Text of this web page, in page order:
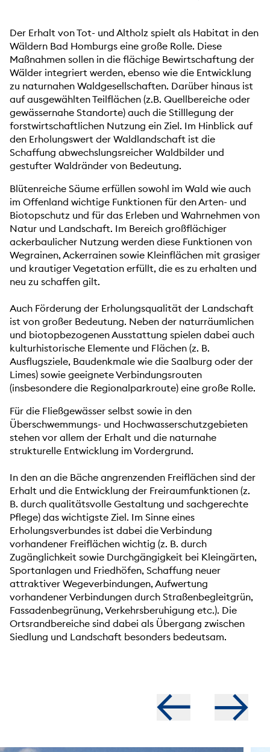
Der Erhalt von Tot- und Altholz spielt als Habitat in den
Wäldern Bad Homburgs eine große Rolle. Diese
Maßnahmen sollen in die flächige Bewirtschaftung der
Wälder integriert werden, ebenso wie die Entwicklung
zu naturnahen Waldgesellschaften. Darüber hinaus ist
auf ausgewählten Teilflächen (z.B. Quellbereiche oder
gewässernahe Standorte) auch die Stilllegung der
forstwirtschaftlichen Nutzung ein Ziel. Im Hinblick auf
den Erholungswert der Waldlandschaft ist die
Schaffung abwechslungsreicher Waldbilder und
gestufter Waldränder von Bedeutung.
Blütenreiche Säume erfüllen sowohl im Wald wie auch
im Offenland wichtige Funktionen für den Arten- und
Biotopschutz und für das Erleben und Wahrnehmen von
Natur und Landschaft. Im Bereich großflächiger
ackerbaulicher Nutzung werden diese Funktionen von
Wegrainen, Ackerrainen sowie Kleinflächen mit grasiger
und krautiger Vegetation erfüllt, die es zu erhalten und
neu zu schaffen gilt.
Auch Förderung der Erholungsqualität der Landschaft
ist von großer Bedeutung. Neben der naturräumlichen
und biotopbezogenen Ausstattung spielen dabei auch
kulturhistorische Elemente und Flächen (z. B.
Ausflugsziele, Baudenkmale wie die Saalburg oder der
Limes) sowie geeignete Verbindungsrouten
(insbesondere die Regionalparkroute) eine große Rolle.
Für die Fließgewässer selbst sowie in den
Überschwemmungs- und Hochwasserschutzgebieten
stehen vor allem der Erhalt und die naturnahe
strukturelle Entwicklung im Vordergrund.
In den an die Bäche angrenzenden Freiflächen sind der
Erhalt und die Entwicklung der Freiraumfunktionen (z.
B. durch qualitätsvolle Gestaltung und sachgerechte
Pflege) das wichtigste Ziel. Im Sinne eines
Erholungsverbundes ist dabei die Verbindung
vorhandener Freiflächen wichtig (z. B. durch
Zugänglichkeit sowie Durchgängigkeit bei Kleingärten,
Sportanlagen und Friedhöfen, Schaffung neuer
attraktiver Wegeverbindungen, Aufwertung
vorhandener Verbindungen durch Straßenbegleitgrün,
Fassadenbegrünung, Verkehrsberuhigung etc.). Die
Ortsrandbereiche sind dabei als Übergang zwischen
Siedlung und Landschaft besonders bedeutsam.